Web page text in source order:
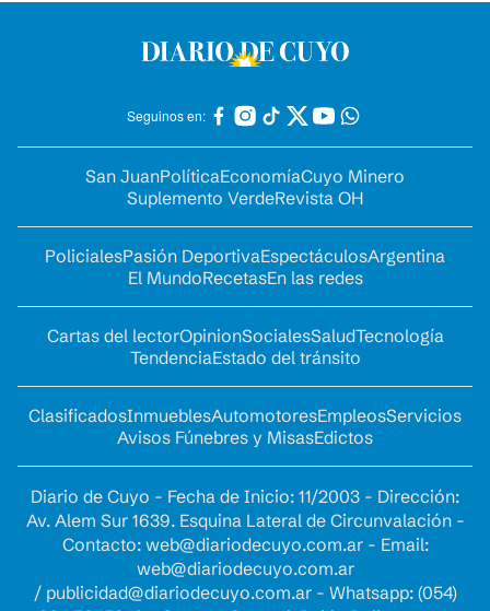
Seguinos en:
San JuanPolíticaEconomíaCuyo Minero
Suplemento VerdeRevista OH
PolicialesPasión DeportivaEspectáculosArgentina
El MundoRecetasEn las redes
Cartas del lectorOpinionSocialesSaludTecnología
TendenciaEstado del tránsito
ClasificadosInmueblesAutomotoresEmpleosServicios
Avisos Fúnebres y MisasEdictos
Diario de Cuyo - Fecha de Inicio: 11/2003 - Dirección:
Av. Alem Sur 1639. Esquina Lateral de Circunvalación -
Contacto: web@diariodecuyo.com.ar- Email:
web@diariodecuyo.com.ar
/ publicidad@diariodecuyo.com.ar- Whatsapp: (054)